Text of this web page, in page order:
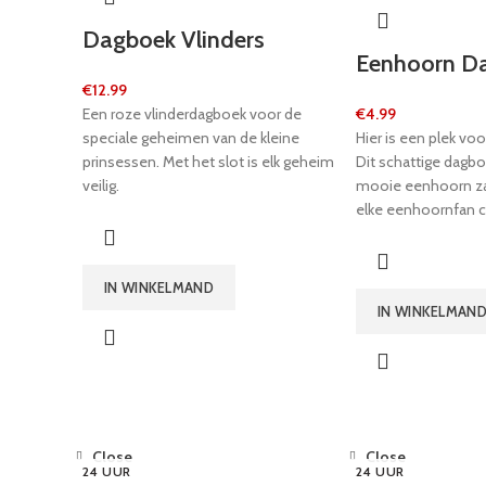
Dagboek Vlinders
€12.99
Een roze vlinderdagboek voor de
speciale geheimen van de kleine
prinsessen. Met het slot is elk geheim
veilig.
IN WINKELMAND
Eenhoorn
€4.99
Hier is een plek
Dit schattige
mooie eenhoorn
elke eenhoornfan
versierd met
wordt het
met de eenhoorn
IN WINKELMAND
24 UUR
Close
24 UUR
Close